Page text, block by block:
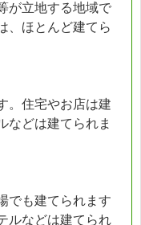
が立地する地域で
、ほとんど建てら
。住宅やお店は建
などは建てられま
でも建てられます
ルなどは建てられ